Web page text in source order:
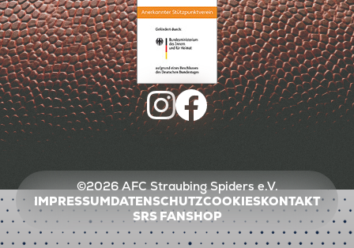
©2026 AFC Straubing Spiders e.V.
IMPRESSUMDATENSCHUTZCOOKIESKONTAKT
SRS FANSHOP